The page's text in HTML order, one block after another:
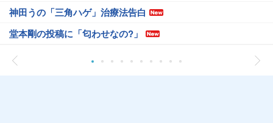
神田うの「三角ハゲ」治療法告白
堂本剛の投稿に「匂わせなの?」